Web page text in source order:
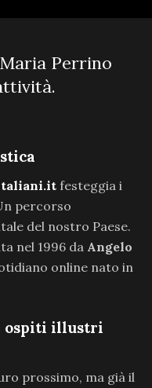
Perrino
festeggia i
percorso
del nostro Paese.
nel 1996 da Angelo
online nato in
ospiti illustri
prossimo, ma già il